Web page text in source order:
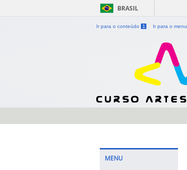
BRASIL
Ir para o conteúdo 1 Ir para o menu
MENU